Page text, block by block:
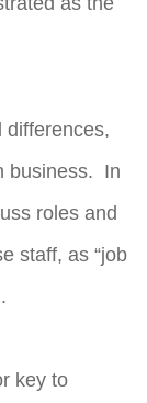
differences,
business. In
roles and
staff, as “job
key to